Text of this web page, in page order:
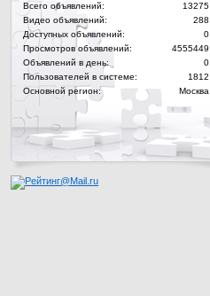
Всего объявлений:
13275
Видео объявлений:
288
Доступных объявлений:
0
Просмотров объявлений:
4555449
Объявлений в день:
0
Пользователей в системе:
1812
Основной регион:
Москва